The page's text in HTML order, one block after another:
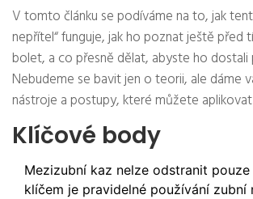
V tomto článku se podíváme na to, jak
nepřítel“ funguje, jak ho poznat ještě před
bolet, a co přesně dělat, abyste ho
Nebudeme se bavit jen o teorii, ale dáme
nástroje a postupy, které můžete
Klíčové body
Mezizubní kaz nelze odstranit
klíčem je pravidelné používání zubní